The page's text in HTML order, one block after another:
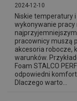
2024-12-10
Niskie temperatury
wykonywanie
pracownicy muszą
akcesoria robocze,
warunków.
Foam STALCO
odpowiedni komfort
Dlaczego warto...